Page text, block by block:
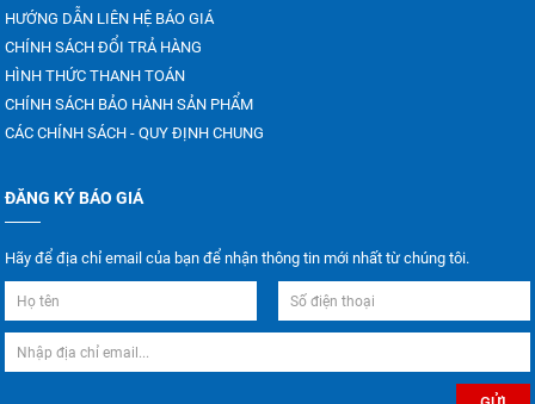
HƯỚNG DẪN LIÊN HỆ BÁO GIÁ
CHÍNH SÁCH ĐỔI TRẢ HÀNG
HÌNH THỨC THANH TOÁN
CHÍNH SÁCH BẢO HÀNH SẢN PHẨM
CÁC CHÍNH SÁCH - QUY ĐỊNH CHUNG
ĐĂNG KÝ BÁO GIÁ
Hãy để địa chỉ email của bạn để nhận thông tin mới nhất từ chúng tôi.